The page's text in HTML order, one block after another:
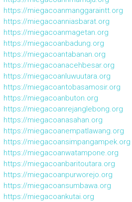
https://miegacoanmanggaraintt.org
https://miegacoanniasbarat.org
https://miegacoanmagetan.org
https://miegacoanbadung.org
https://miegacoantabanan.org
https://miegacoanacehbesar.org
https://miegacoanluwuutara.org
https://miegacoantobasamosir.org
https://miegacoanbuton.org
https://miegacoanrejanglebong.org
https://miegacoanasahan.org
https://miegacoanempatlawang.org
https://miegacoansimpangampek.org
https://miegacoanwatampone.org
https://miegacoanbaritoutara.org
https://miegacoanpurworejo.org
https://miegacoansumbawa.org
https://miegacoankutai.org